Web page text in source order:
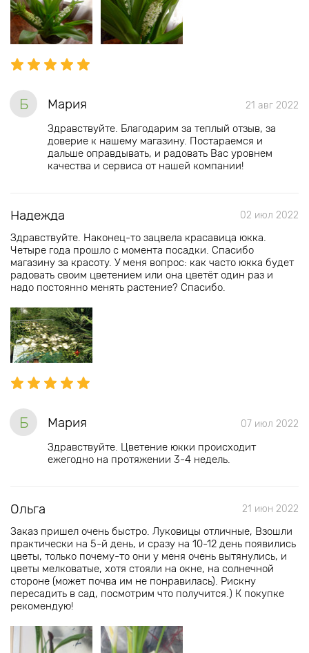
Б Мария 21 авг 2022
Здравствуйте. Благодарим за теплый отзыв, за
доверие к нашему магазину. Постараемся и
дальше оправдывать, и радовать Вас уровнем
качества и сервиса от нашей компании!
Надежда 02 июл 2022
Здравствуйте. Наконец-то зацвела красавица юкка.
Четыре года прошло с момента посадки. Спасибо
магазину за красоту. У меня вопрос: как часто юкка будет
радовать своим цветением или она цветёт один раз и
надо постоянно менять растение? Спасибо.
Б Мария 07 июл 2022
Здравствуйте. Цветение юкки происходит
ежегодно на протяжении 3-4 недель.
Ольга 21 июн 2022
Заказ пришел очень быстро. Луковицы отличные, Взошли
практически на 5-й день, и сразу на 10-12 день появились
цветы, только почему-то они у меня очень вытянулись, и
цветы мелковатые, хотя стояли на окне, на солнечной
стороне (может почва им не понравилась). Рискну
пересадить в сад, посмотрим что получится.) К покупке
рекомендую!